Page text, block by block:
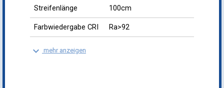
Streifenlänge 100cm
Farbwiedergabe CRI Ra>92
keyboard_arrow_down mehr anzeigen